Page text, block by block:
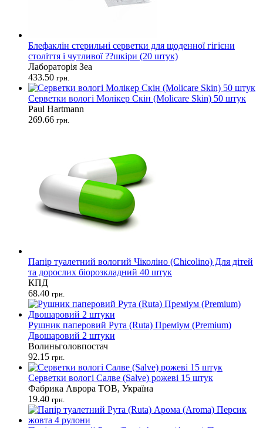
Блефаклін стерильні серветки для щоденної гігієни
століття і чутливої ??шкіри (20 штук)
Лабораторія Зеа
433.50 грн.
Серветки вологі Молікер Скін (Molicare Skin) 50 штук
Paul Hartmann
269.66 грн.
Папір туалетний вологий Чіколіно (Chicolino) Для дітей
та дорослих біорозкладний 40 штук
КПД
68.40 грн.
Рушник паперовий Рута (Ruta) Преміум (Premium)
Двошаровий 2 штуки
Волиньголовпостач
92.15 грн.
Серветки вологі Салве (Salve) рожеві 15 штук
Фабрика Аврора ТОВ, Україна
19.40 грн.